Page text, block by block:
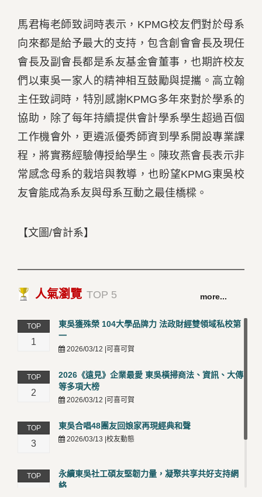
馬君梅老師致詞時表示，KPMG校友們對於母系
向來都是給予最大的支持，包含創會會長及現任
會長及副會長都是系友基金會董事，也期許校友
們以東吳一家人的精神相互鼓勵與提攜。高立翰
主任致詞時，特別感謝KPMG多年來對於學系的
協助，除了每年持續提供會計學系學生超過百個
工作機會外，更遴派優秀師資到學系開設專業課
程，將實務經驗傳授給學生。陳玫燕會長表示非
常感念母系的栽培與教導，也盼望KPMG東吳校
友會能成為系友與母系互動之最佳橋樑。
【文圖/會計系】
人氣瀏覽 TOP 5 more...
TOP
1
東吳獲殊榮 104大學品牌力 法政財經雙領域私校第
一
2026/03/12 |可喜可賀
TOP
2
2026《遠見》企業最愛 東吳橫掃商法、資訊、大傳
等多項大榜
2026/03/12 |可喜可賀
TOP
3
東吳合唱48團友回娘家再現經典和聲
2026/03/13 |校友動態
TOP
永續東吳社工碩友堅韌力量，凝聚共享共好支持網
絡